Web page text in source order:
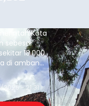
Kota
sebesar
18.000
di ambang
diambil
pada
tidak
2026 - 21:31